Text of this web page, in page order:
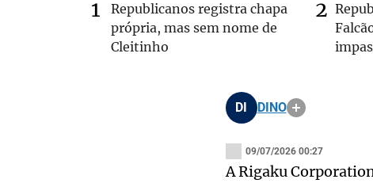
Republicanos registra chapa
própria, mas sem nome de
Cleitinho
DI DINO
09/07/2026 00:27
A Rigaku